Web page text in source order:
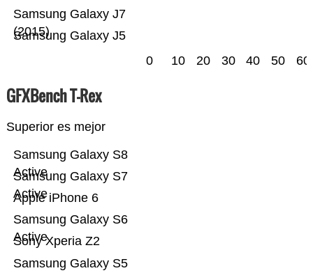
Samsung Galaxy J5
Samsung Galaxy J7
(2015)
0 10 20 30 40 50 60
GFXBench T-Rex
Superior es mejor
Samsung Galaxy S5
Sony Xperia Z2
Samsung Galaxy S6
Active
Apple iPhone 6
Samsung Galaxy S7
Active
Samsung Galaxy S8
Active